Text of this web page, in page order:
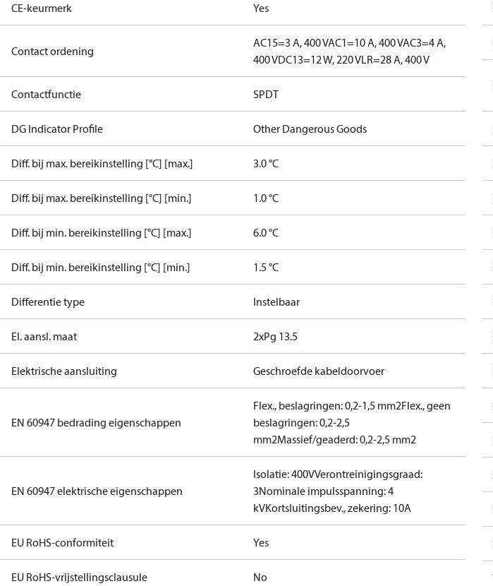
CE-keurmerk Yes
Contact ordening
AC15=3 A, 400 VAC1=10 A, 400 VAC3=4 A,
400 VDC13=12 W, 220 VLR=28 A, 400 V
Contactfunctie SPDT
DG Indicator Profile Other Dangerous Goods
Diff. bij max. bereikinstelling [°C] [max.] 3.0 °C
Diff. bij max. bereikinstelling [°C] [min.] 1.0 °C
Diff. bij min. bereikinstelling [°C] [max.] 6.0 °C
Diff. bij min. bereikinstelling [°C] [min.] 1.5 °C
Differentie type Instelbaar
El. aansl. maat 2xPg 13.5
Elektrische aansluiting Geschroefde kabeldoorvoer
EN 60947 bedrading eigenschappen
Flex., beslagringen: 0,2-1,5 mm2Flex., geen
beslagringen: 0,2-2,5
mm2Massief/geaderd: 0,2-2,5 mm2
EN 60947 elektrische eigenschappen
Isolatie: 400VVerontreinigingsgraad:
3Nominale impulsspanning: 4
kVKortsluitingsbev., zekering: 10A
EU RoHS-conformiteit Yes
EU RoHS-vrijstellingsclausule No